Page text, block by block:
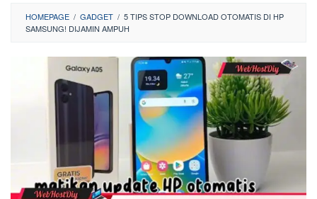
HOMEPAGE / GADGET / 5 TIPS STOP DOWNLOAD OTOMATIS DI HP
SAMSUNG! DIJAMIN AMPUH